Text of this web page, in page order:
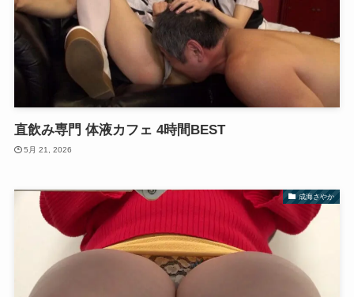
直飲み専門 体液カフェ 4時間BEST
5月 21, 2026
成海さやか